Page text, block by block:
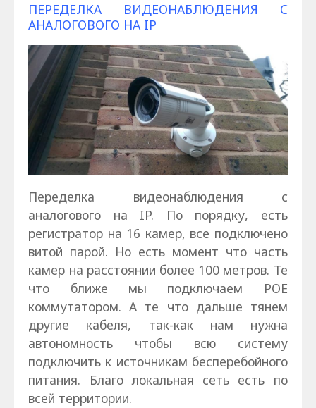
ПЕРЕДЕЛКА ВИДЕОНАБЛЮДЕНИЯ С
АНАЛОГОВОГО НА IP
Переделка видеонаблюдения с
аналогового на IP. По порядку, есть
регистратор на 16 камер, все подключено
витой парой. Но есть момент что часть
камер на расстоянии более 100 метров. Те
что ближе мы подключаем РОЕ
коммутатором. А те что дальше тянем
другие кабеля, так-как нам нужна
автономность чтобы всю систему
подключить к источникам бесперебойного
питания. Благо локальная сеть есть по
всей территории.